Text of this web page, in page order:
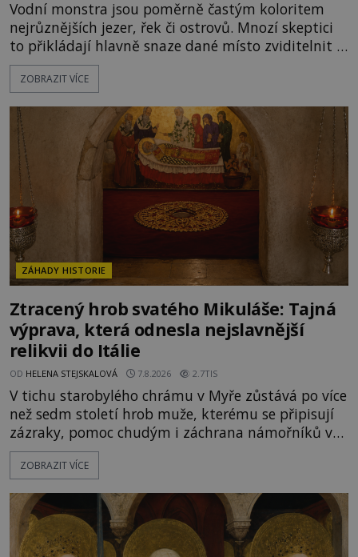
Vodní monstra jsou poměrně častým koloritem
nejrůznějších jezer, řek či ostrovů. Mnozí skeptici
to přikládají hlavně snaze dané místo zviditelnit a
přitáhnout k němu pozornost záhadám
nakloněných turistů. Je to také případ kyperského
legendami o něm ukrývat nějaký pravdivý základ?
V blízkosti Mysu Greco, jak se přez
ZOBRAZIT VÍCE
ZÁHADY HISTORIE
Ztracený hrob svatého Mikuláše: Tajná
výprava, která odnesla nejslavnější
relikvii do Itálie
OD HELENA STEJSKALOVÁ 7.8.2026 2.7TIS
V tichu starobylého chrámu v Myře zůstává po více
než sedm století hrob muže, kterému se připisují
zázraky, pomoc chudým i záchrana námořníků v
bouřích. Pak ale přichází rok 1087 a klidné místo
se mění v dějiště podivné noční výpravy. Skupina
Mikuláše a odváží jeho ostatky přes moře do Bari.
Je to zbožná záchrana před nebezpečím, nebo
promyšlená krádež,
ZOBRAZIT VÍCE